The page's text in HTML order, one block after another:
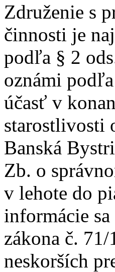
Združenie s
činnosti je
podľa § 2
oznámi
účasť v
starostlivosti
Banská
Zb. o
v lehote do
informácie
zákona č.
neskorších